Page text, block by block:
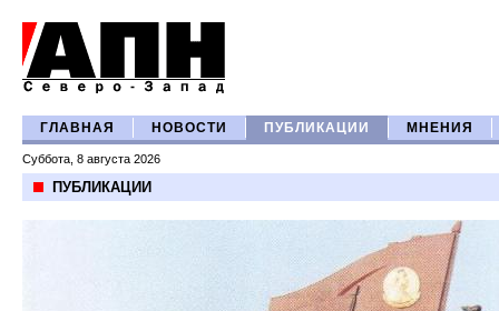
ГЛАВНАЯ НОВОСТИ ПУБЛИКАЦИИ МНЕНИЯ
Суббота, 8 августа 2026
ПУБЛИКАЦИИ